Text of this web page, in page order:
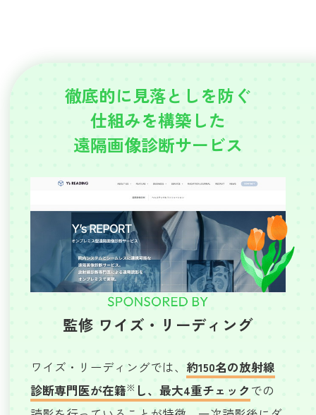
徹底的に見落としを防ぐ
仕組みを構築した
遠隔画像診断サービス
監修 ワイズ・リーディング
ワイズ・リーディングでは、 約150名の放射線
診断専門医が在籍※ し、最大4重チェック での